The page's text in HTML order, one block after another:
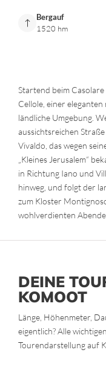
Bergauf
1520 hm
Startend beim
Cellole, einer
ländliche Umgebung.
aussichtsreichen
Vivaldo, das wegen
„Kleines Jerusalem“
in Richtung Iano und
hinweg, und folgt der
zum Kloster
wohlverdienten
DEINE
KOMOOT
Länge, Höhenmeter,
eigentlich? Alle
Tourendarstellung auf